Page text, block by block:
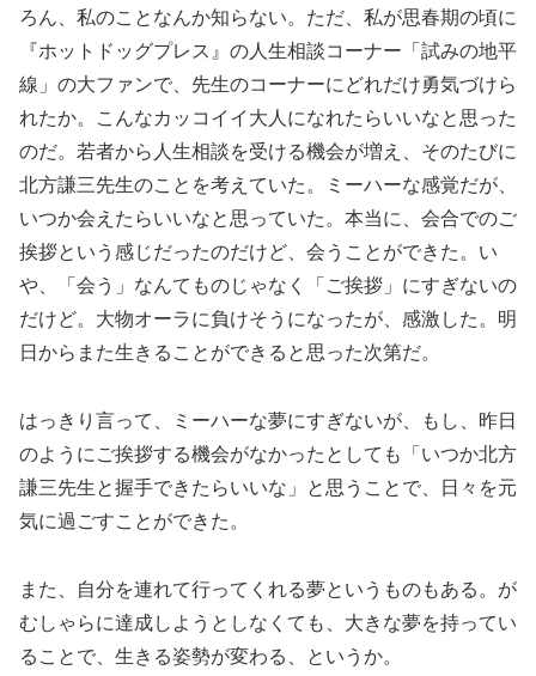
ろん、私のことなんか知らない。ただ、私が思春期の頃に
『ホットドッグプレス』の人生相談コーナー「試みの地平
線」の大ファンで、先生のコーナーにどれだけ勇気づけら
れたか。こんなカッコイイ大人になれたらいいなと思った
のだ。若者から人生相談を受ける機会が増え、そのたびに
北方謙三先生のことを考えていた。ミーハーな感覚だが、
いつか会えたらいいなと思っていた。本当に、会合でのご
挨拶という感じだったのだけど、会うことができた。い
や、「会う」なんてものじゃなく「ご挨拶」にすぎないの
だけど。大物オーラに負けそうになったが、感激した。明
日からまた生きることができると思った次第だ。
はっきり言って、ミーハーな夢にすぎないが、もし、昨日
のようにご挨拶する機会がなかったとしても「いつか北方
謙三先生と握手できたらいいな」と思うことで、日々を元
気に過ごすことができた。
また、自分を連れて行ってくれる夢というものもある。が
むしゃらに達成しようとしなくても、大きな夢を持ってい
ることで、生きる姿勢が変わる、というか。